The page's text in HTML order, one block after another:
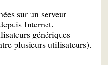
sur un serveur
Internet.
génériques
plusieurs utilisateurs).